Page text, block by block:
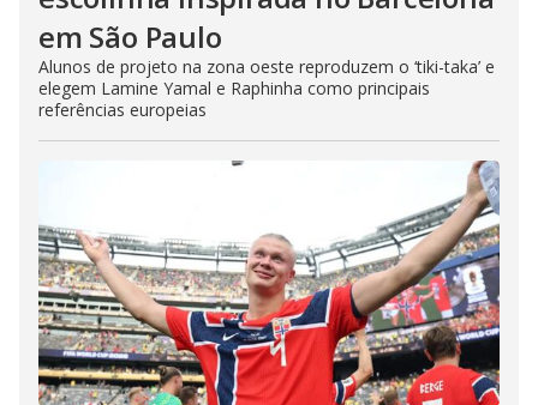
em São Paulo
Alunos de projeto na zona oeste reproduzem o ‘tiki-taka’ e
elegem Lamine Yamal e Raphinha como principais
referências europeias